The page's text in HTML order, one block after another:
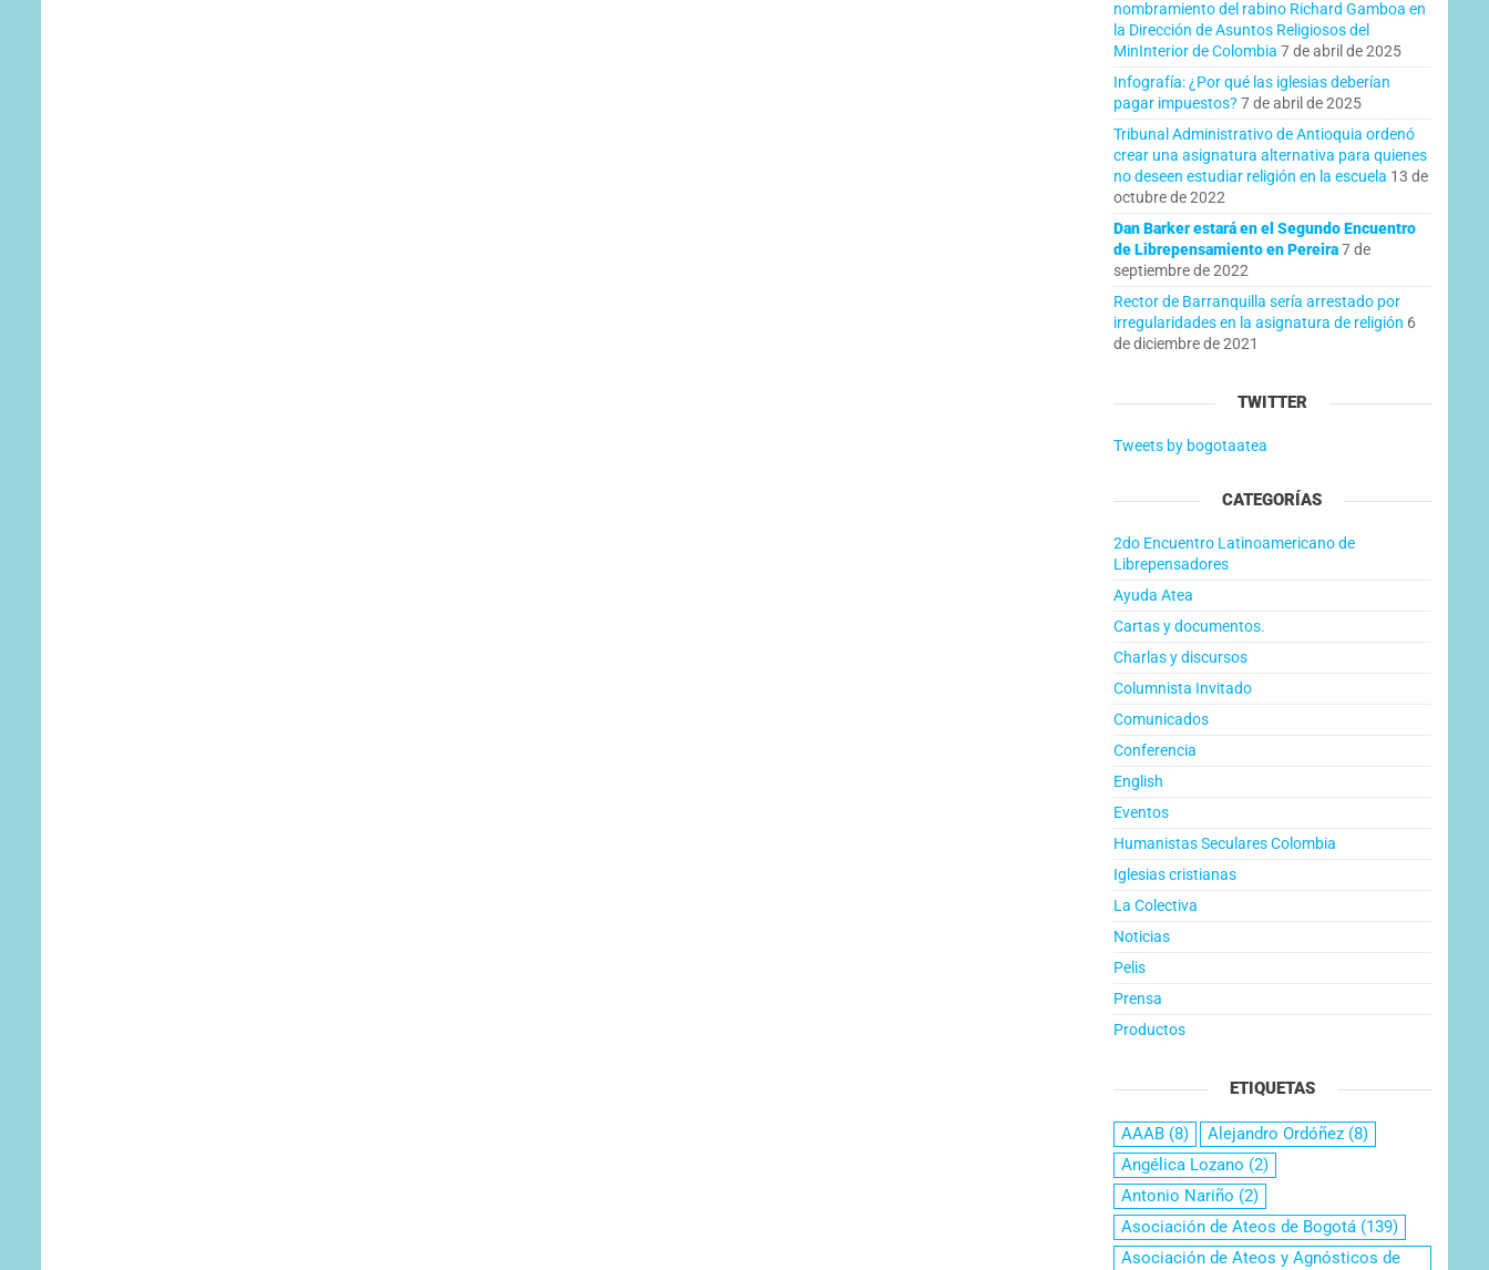
nombramiento del rabino Richard Gamboa en
la Dirección de Asuntos Religiosos del
MinInterior de Colombia 7 de abril de 2025
Infografía: ¿Por qué las iglesias deberían
pagar impuestos? 7 de abril de 2025
Tribunal Administrativo de Antioquia ordenó
crear una asignatura alternativa para quienes
no deseen estudiar religión en la escuela 13 de
octubre de 2022
Dan Barker estará en el Segundo Encuentro
de Librepensamiento en Pereira 7 de
septiembre de 2022
Rector de Barranquilla sería arrestado por
irregularidades en la asignatura de religión 6
de diciembre de 2021
TWITTER
Tweets by bogotaatea
CATEGORÍAS
2do Encuentro Latinoamericano de
Librepensadores
Ayuda Atea
Cartas y documentos.
Charlas y discursos
Columnista Invitado
Comunicados
Conferencia
English
Eventos
Humanistas Seculares Colombia
Iglesias cristianas
La Colectiva
Noticias
Pelis
Prensa
Productos
ETIQUETAS
AAAB(8) Alejandro Ordóñez(8)
Angélica Lozano (2)
Antonio Nariño (2)
Asociación de Ateos de Bogotá(139)
Asociación de Ateos y Agnósticos de